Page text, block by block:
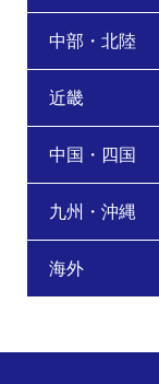
中部・北陸
近畿
中国・四国
九州・沖縄
海外